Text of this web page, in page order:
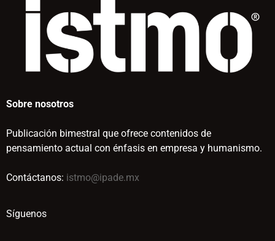
Sobre nosotros
Publicación bimestral que ofrece contenidos de
pensamiento actual con énfasis en empresa y humanismo.
Contáctanos: istmo@ipade.mx
Síguenos